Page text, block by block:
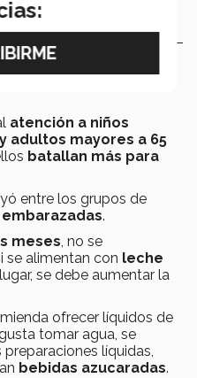
calor.
mayores son
atención a niños
adultos mayores a 65
batallan más para
entre los grupos de
.
meses, no se
se alimentan con leche
se debe aumentar la
ofrecer líquidos de
tomar agua, se
líquidas,
bebidas azucaradas.